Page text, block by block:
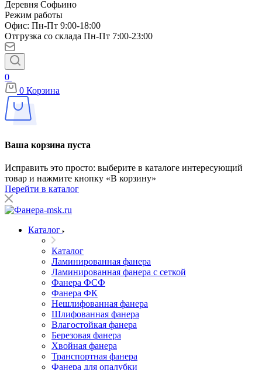
Деревня Софьино
Режим работы
Офис: Пн-Пт 9:00-18:00
Отгрузка со склада Пн-Пт 7:00-23:00
0
0 Корзина
Ваша корзина пуста
Исправить это просто: выберите в каталоге интересующий
товар и нажмите кнопку «В корзину»
Перейти в каталог
Каталог
Каталог
Ламинированная фанера
Ламинированная фанера с сеткой
Фанера ФСФ
Фанера ФК
Нешлифованная фанера
Шлифованная фанера
Влагостойкая фанера
Березовая фанера
Хвойная фанера
Транспортная фанера
Фанера для опалубки